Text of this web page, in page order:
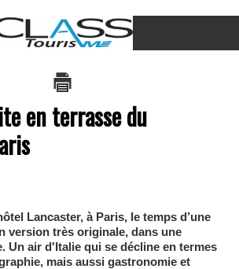
en terrasse du
Lancaster, à Paris, le temps d’une
version très originale, dans une
Un air d'Italie qui se décline en termes
mais aussi gastronomie et